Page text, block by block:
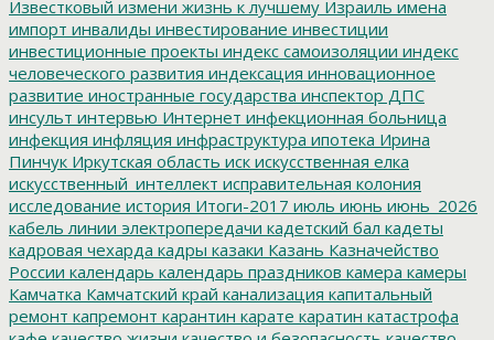
Известковый измени жизнь к лучшему Израиль имена
импорт инвалиды инвестирование инвестиции
инвестиционные проекты индекс самоизоляции индекс
человеческого развития индексация инновационное
развитие иностранные государства инспектор ДПС
инсульт интервью Интернет инфекционная больница
инфекция инфляция инфраструктура ипотека Ирина
Пинчук Иркутская область иск искусственная елка
искусственный_интеллект исправительная колония
исследование история Итоги-2017 июль июнь июнь_2026
кабель линии электропередачи кадетский бал кадеты
кадровая чехарда кадры казаки Казань Казначейство
России календарь календарь праздников камера камеры
Камчатка Камчатский край канализация капитальный
ремонт капремонт карантин карате каратин катастрофа